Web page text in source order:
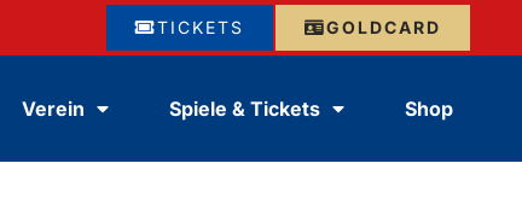
GOLDCARD
TICKETS
Verein Spiele & Tickets Shop